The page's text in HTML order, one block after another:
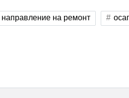
направление на ремонт